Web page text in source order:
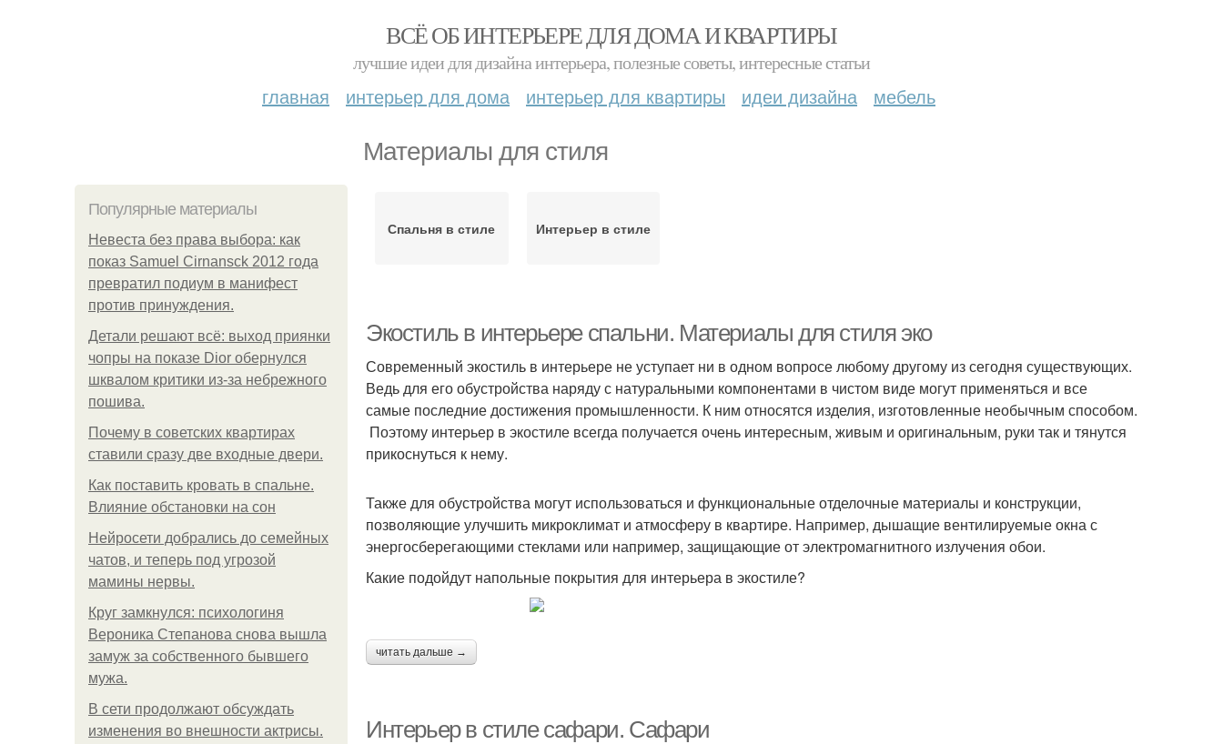
ВСЁ ОБ ИНТЕРЬЕРЕ ДЛЯ ДОМА И КВАРТИРЫ
лучшие идеи для дизайна интерьера, полезные советы, интересные статьи
главная интерьер для дома интерьер для квартиры идеи дизайна мебель
Материалы для стиля
Популярные материалы
Невеста без права выбора: как
показ Samuel Cirnansck 2012 года
превратил подиум в манифест
против принуждения.
Детали решают всё: выход приянки
чопры на показе Dior обернулся
шквалом критики из-за небрежного
пошива.
Почему в советских квартирах
ставили сразу две входные двери.
Как поставить кровать в спальне.
Влияние обстановки на сон
Нейросети добрались до семейных
чатов, и теперь под угрозой
мамины нервы.
Круг замкнулся: психологиня
Вероника Степанова снова вышла
замуж за собственного бывшего
мужа.
В сети продолжают обсуждать
изменения во внешности актрисы.
Спальня в стиле Интерьер в стиле
Экостиль в интерьере спальни. Материалы для стиля эко
Современный экостиль в интерьере не уступает ни в одном вопросе любому другому из сегодня существующих.
Ведь для его обустройства наряду с натуральными компонентами в чистом виде могут применяться и все
самые последние достижения промышленности. К ним относятся изделия, изготовленные необычным способом.
Поэтому интерьер в экостиле всегда получается очень интересным, живым и оригинальным, руки так и тянутся
прикоснуться к нему.
Также для обустройства могут использоваться и функциональные отделочные материалы и конструкции,
позволяющие улучшить микроклимат и атмосферу в квартире. Например, дышащие вентилируемые окна с
энергосберегающими стеклами или например, защищающие от электромагнитного излучения обои.
Какие подойдут напольные покрытия для интерьера в экостиле?
читать дальше →
Интерьер в стиле сафари. Сафари